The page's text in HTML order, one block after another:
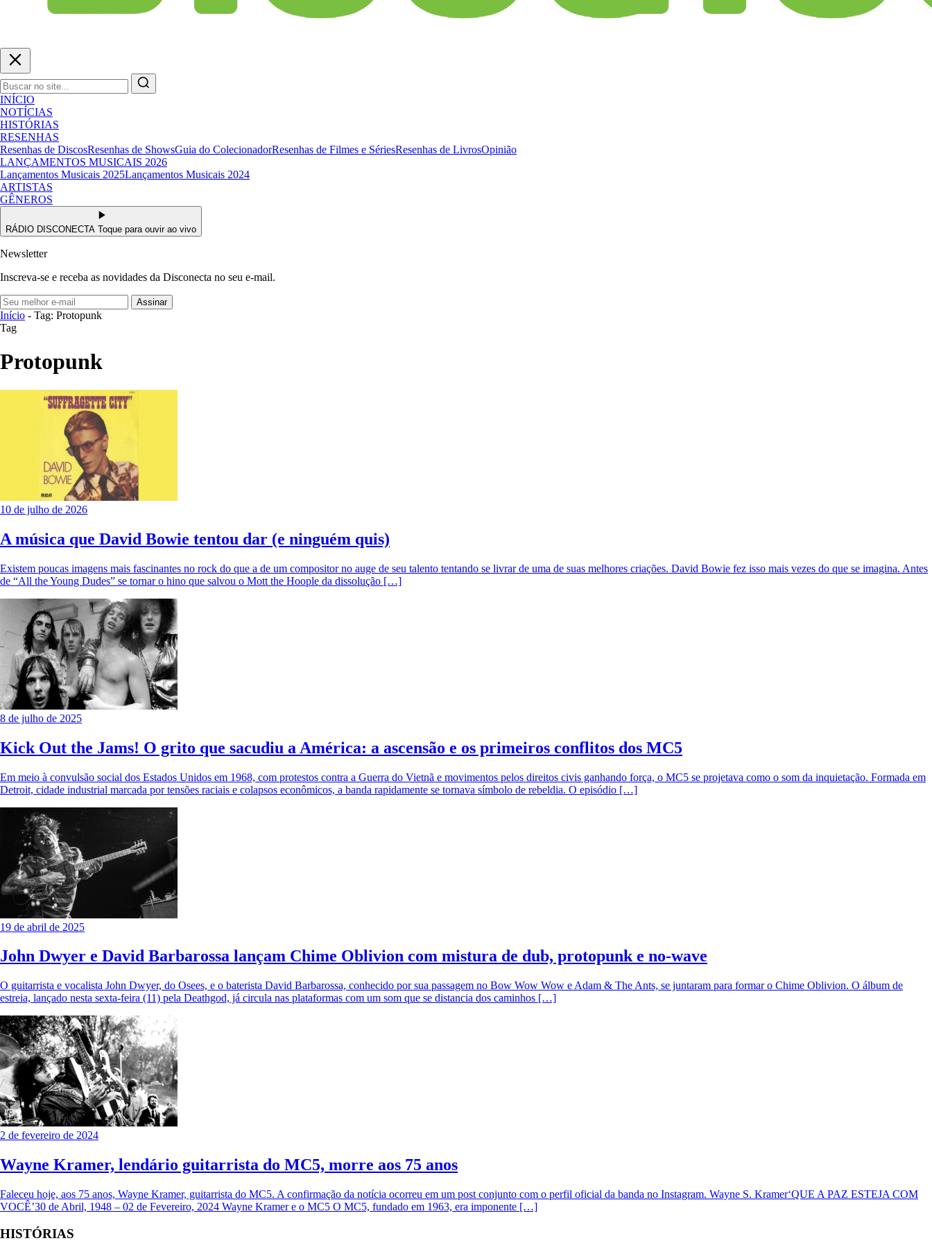
INÍCIO
NOTÍCIAS
HISTÓRIAS
RESENHAS
Resenhas de DiscosResenhas de ShowsGuia do ColecionadorResenhas de Filmes e SériesResenhas de LivrosOpinião
LANÇAMENTOS MUSICAIS 2026
Lançamentos Musicais 2025Lançamentos Musicais 2024
ARTISTAS
GÊNEROS
RÁDIO DISCONECTA Toque para ouvir ao vivo
Newsletter
Inscreva-se e receba as novidades da Disconecta no seu e-mail.
Assinar
Início - Tag: Protopunk
Tag
Protopunk
10 de julho de 2026
A música que David Bowie tentou dar (e ninguém quis)
Existem poucas imagens mais fascinantes no rock do que a de um compositor no auge de seu talento tentando se livrar de uma de suas melhores criações. David Bowie fez isso mais vezes do que se imagina. Antes
de “All the Young Dudes” se tornar o hino que salvou o Mott the Hoople da dissolução […]
8 de julho de 2025
Kick Out the Jams! O grito que sacudiu a América: a ascensão e os primeiros conflitos dos MC5
Em meio à convulsão social dos Estados Unidos em 1968, com protestos contra a Guerra do Vietnã e movimentos pelos direitos civis ganhando força, o MC5 se projetava como o som da inquietação. Formada em
Detroit, cidade industrial marcada por tensões raciais e colapsos econômicos, a banda rapidamente se tornava símbolo de rebeldia. O episódio […]
19 de abril de 2025
John Dwyer e David Barbarossa lançam Chime Oblivion com mistura de dub, protopunk e no-wave
O guitarrista e vocalista John Dwyer, do Osees, e o baterista David Barbarossa, conhecido por sua passagem no Bow Wow Wow e Adam & The Ants, se juntaram para formar o Chime Oblivion. O álbum de
estreia, lançado nesta sexta-feira (11) pela Deathgod, já circula nas plataformas com um som que se distancia dos caminhos […]
2 de fevereiro de 2024
Wayne Kramer, lendário guitarrista do MC5, morre aos 75 anos
Faleceu hoje, aos 75 anos, Wayne Kramer, guitarrista do MC5. A confirmação da notícia ocorreu em um post conjunto com o perfil oficial da banda no Instagram. Wayne S. Kramer‘QUE A PAZ ESTEJA COM
VOCÊ’30 de Abril, 1948 – 02 de Fevereiro, 2024 Wayne Kramer e o MC5 O MC5, fundado em 1963, era imponente […]
HISTÓRIAS